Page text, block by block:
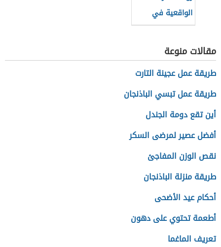
الواقعية في
العلاقات الدولية
مقالات منوعة
طريقة عمل عجينة التارت
طريقة عمل تبسي الباذنجان
أين تقع دومة الجندل
أفضل عصير لمرضى السكر
نقص الوزن المفاجئ
طريقة منزلة الباذنجان
أحكام عيد الأضحى
أطعمة تحتوي على دهون
تعريف الماغما